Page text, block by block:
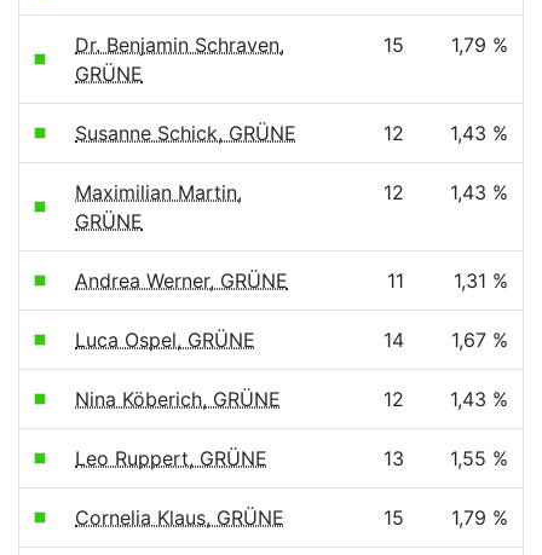
Dr. Benjamin Schraven,
GRÜNE
15 1,79 %
Susanne Schick, GRÜNE 12 1,43 %
Maximilian Martin,
GRÜNE
12 1,43 %
Andrea Werner, GRÜNE 11 1,31 %
Luca Ospel, GRÜNE 14 1,67 %
Nina Köberich, GRÜNE 12 1,43 %
Leo Ruppert, GRÜNE 13 1,55 %
Cornelia Klaus, GRÜNE 15 1,79 %